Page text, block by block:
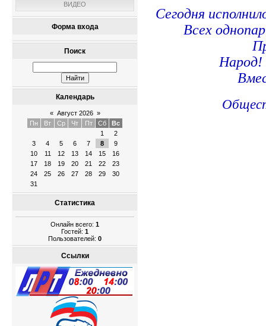
ВИДЕО
Форма входа
Поиск
Календарь
« Август 2026 »
Пн
Вт Ср Чт Пт Сб
Вс
1
2
3
4 5 6 7 8
9
10
11 12 13 14 15
16
17
18 19 20 21 22
23
24
25 26 27 28 29
30
31
Статистика
Онлайн всего: 1
Гостей: 1
Пользователей: 0
Ссылки
Сегодня
Всех